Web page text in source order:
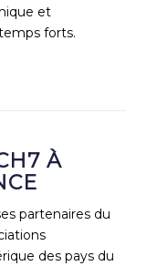
et
forts.
À
partenaires du
des pays du